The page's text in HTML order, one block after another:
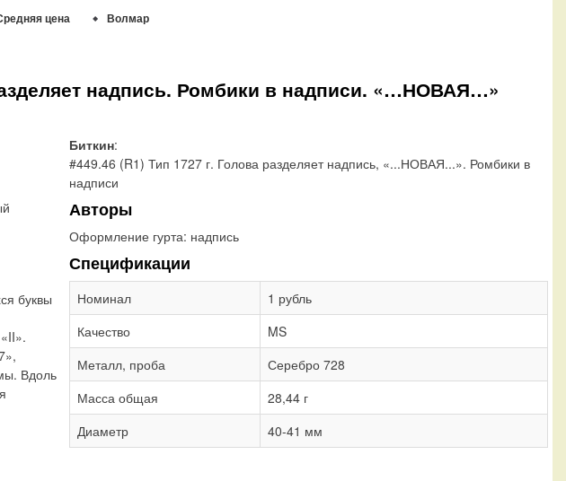
цена Волмар
надпись. Ромбики в надписи. «…НОВАЯ…»
буквы
Вдоль
Биткин:
#449.46 (R1) Тип 1727 г. Голова разделяет надпись, «...НОВАЯ...». Ромбики в
надписи
Авторы
Оформление гурта: надпись
Спецификации
Номинал
1 рубль
Качество
MS
Металл, проба
Серебро 728
Масса общая
28,44 г
Диаметр
40-41 мм